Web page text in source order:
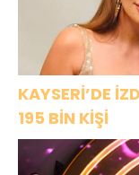
KAYSERİ’DE
195 BİN KİŞİ